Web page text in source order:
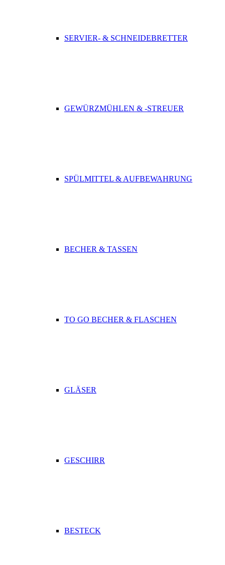
SERVIER- & SCHNEIDEBRETTER
GEWÜRZMÜHLEN & -STREUER
SPÜLMITTEL & AUFBEWAHRUNG
BECHER & TASSEN
TO GO BECHER & FLASCHEN
GLÄSER
GESCHIRR
BESTECK